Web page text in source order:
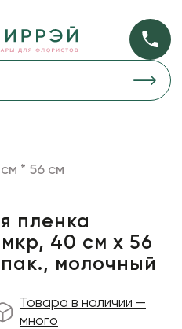
Упаковка для
* 56 см
пленка
40 см х 56
молочный
Товара в наличии —
много